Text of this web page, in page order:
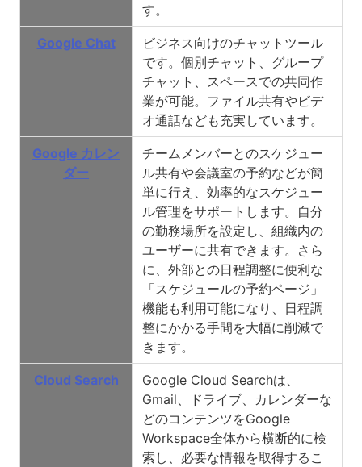
す。
Google Chat
ビジネス向けのチャットツール
です。個別チャット、グループ
チャット、スペースでの共同作
業が可能。ファイル共有やビデ
オ通話なども充実しています。
Google カレン
ダー
チームメンバーとのスケジュー
ル共有や会議室の予約などが簡
単に行え、効率的なスケジュー
ル管理をサポートします。自分
の勤務場所を設定し、組織内の
ユーザーに共有できます。さら
に、外部との日程調整に便利な
「スケジュールの予約ページ」
機能も利用可能になり、日程調
整にかかる手間を大幅に削減で
きます。
Cloud Search
Google Cloud Searchは、
Gmail、ドライブ、カレンダーな
どのコンテンツをGoogle
Workspace全体から横断的に検
索し、必要な情報を取得するこ